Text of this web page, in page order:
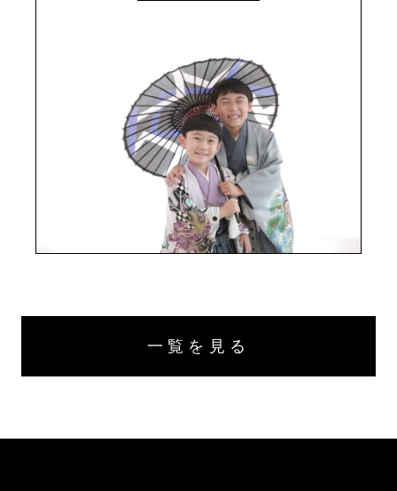
一覧を見る